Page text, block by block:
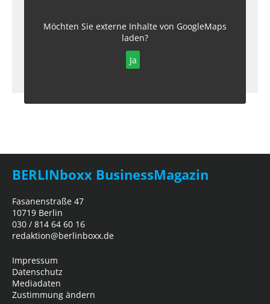
Möchten Sie externe Inhalte von GoogleMaps
laden?
Ja
BERLINboxx BusinessMagazin
Fasanenstraße 47
10719 Berlin
030 / 814 64 60 16
redaktion@berlinboxx.de
Impressum
Datenschutz
Mediadaten
Zustimmung ändern